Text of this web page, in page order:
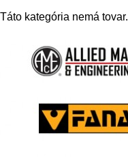
Táto kategória nemá tovar.